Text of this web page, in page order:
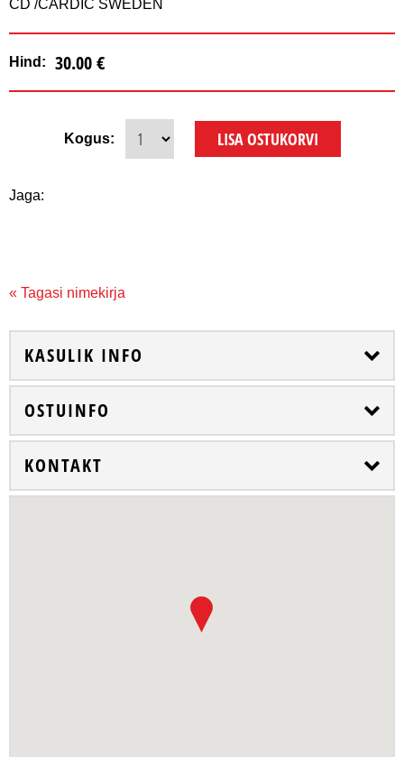
CD /CARDIC SWEDEN
Hind: 30.00 €
Kogus:
Jaga:
« Tagasi nimekirja
KASULIK INFO
OSTUINFO
KONTAKT